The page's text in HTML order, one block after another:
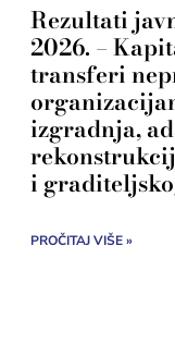
Rezultati
2026. –
transferi
izgradnja,
i
PROČITAJ VIŠE »